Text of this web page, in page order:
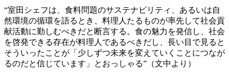
“室田シェフは、食料問題のサステナビリティ、あるいは自
然環境の循環を語るとき、料理人たるものが率先して社会貢
献活動に勤しむべきだと断言する。食の魅力を発信し、社会
を啓発できる存在が料理人であるべきだし、長い目で見ると
そういったことが「少しずつ未来を変えていくことにつなが
るのだと信じています」とおっしゃる”（文中より）